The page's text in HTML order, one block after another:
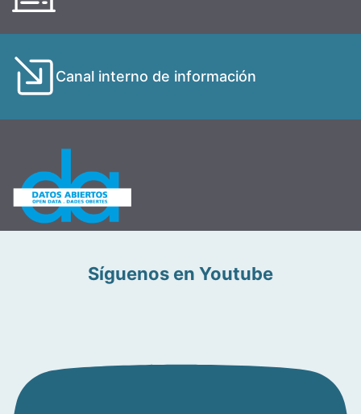
Canal interno de información
Síguenos en Youtube